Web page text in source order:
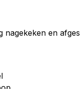
nagekeken en